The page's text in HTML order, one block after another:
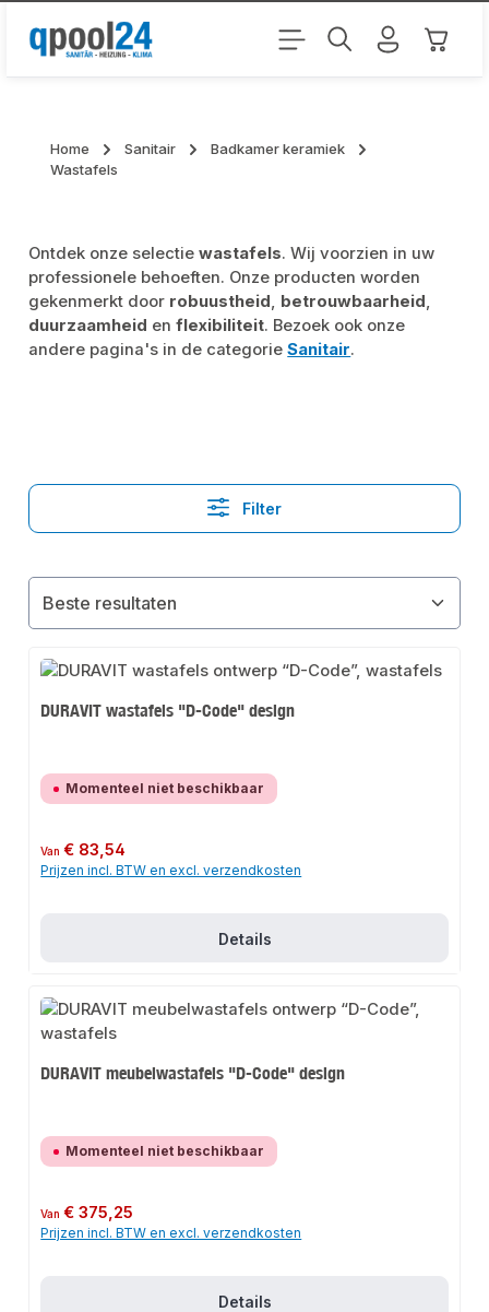
Ga naar de hoofdinhoud
Home Sanitair
Badkamer keramiek
Wastafels
Ontdek onze selectiewastafels. Wij voorzien in uw
professionele behoeften. Onze producten worden
gekenmerkt door robuustheid, betrouwbaarheid,
duurzaamheid enflexibiliteit. Bezoek ook onze
andere pagina's in de categorieSanitair.
Filter
DURAVIT wastafels "D-Code" design
Momenteel niet beschikbaar
Normale prijs:
Van€ 83,54
Prijzen incl. BTW en excl. verzendkosten
Details
DURAVIT meubelwastafels "D-Code" design
Momenteel niet beschikbaar
Normale prijs:
Van€ 375,25
Prijzen incl. BTW en excl. verzendkosten
Details